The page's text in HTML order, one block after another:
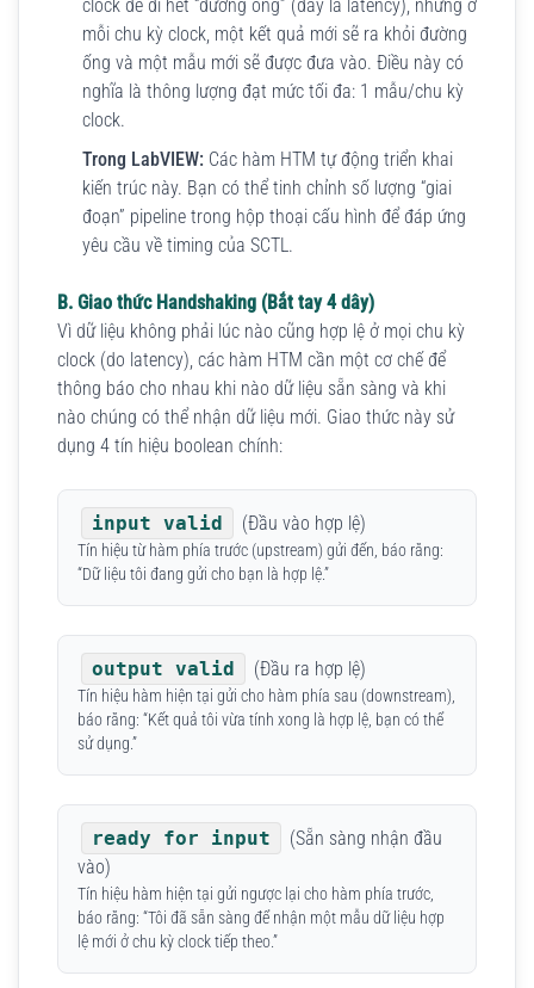
clock để đi hết “đường ống” (đây là latency), nhưng ở
mỗi chu kỳ clock, một kết quả mới sẽ ra khỏi đường
ống và một mẫu mới sẽ được đưa vào. Điều này có
nghĩa là thông lượng đạt mức tối đa: 1 mẫu/chu kỳ
clock.
Trong LabVIEW: Các hàm HTM tự động triển khai
kiến trúc này. Bạn có thể tinh chỉnh số lượng “giai
đoạn” pipeline trong hộp thoại cấu hình để đáp ứng
yêu cầu về timing của SCTL.
B. Giao thức Handshaking (Bắt tay 4 dây)
Vì dữ liệu không phải lúc nào cũng hợp lệ ở mọi chu kỳ
clock (do latency), các hàm HTM cần một cơ chế để
thông báo cho nhau khi nào dữ liệu sẵn sàng và khi
nào chúng có thể nhận dữ liệu mới. Giao thức này sử
dụng 4 tín hiệu boolean chính:
input valid (Đầu vào hợp lệ)
Tín hiệu từ hàm phía trước (upstream) gửi đến, báo rằng:
“Dữ liệu tôi đang gửi cho bạn là hợp lệ.”
output valid (Đầu ra hợp lệ)
Tín hiệu hàm hiện tại gửi cho hàm phía sau (downstream),
báo rằng: “Kết quả tôi vừa tính xong là hợp lệ, bạn có thể
sử dụng.”
ready for input
(Sẵn sàng nhận đầu
vào)
Tín hiệu hàm hiện tại gửi ngược lại cho hàm phía trước,
báo rằng: “Tôi đã sẵn sàng để nhận một mẫu dữ liệu hợp
lệ mới ở chu kỳ clock tiếp theo.”